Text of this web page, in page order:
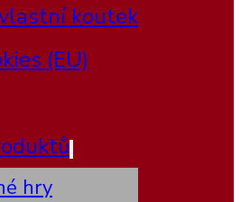
koutek
(EU)
hry